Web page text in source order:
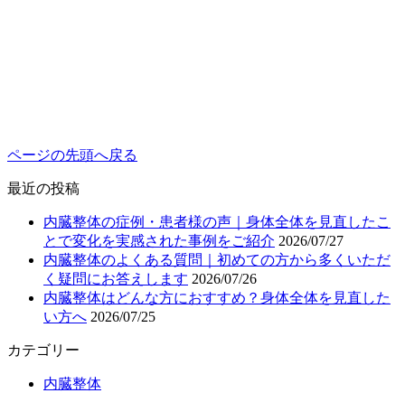
ページの先頭へ戻る
最近の投稿
内臓整体の症例・患者様の声｜身体全体を見直したこ
とで変化を実感された事例をご紹介 2026/07/27
内臓整体のよくある質問｜初めての方から多くいただ
く疑問にお答えします 2026/07/26
内臓整体はどんな方におすすめ？身体全体を見直した
い方へ 2026/07/25
カテゴリー
内臓整体